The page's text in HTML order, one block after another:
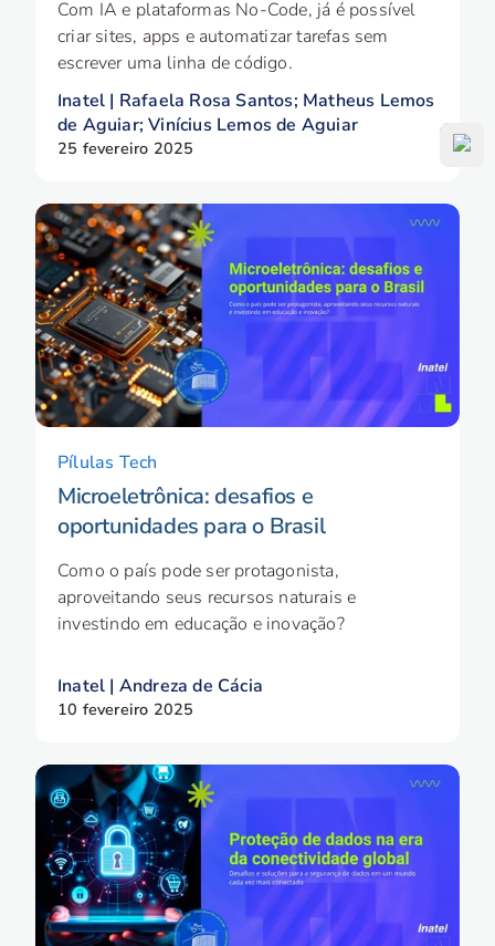
Com IA e plataformas No-Code, já é possível
criar sites, apps e automatizar tarefas sem
escrever uma linha de código.
Inatel | Rafaela Rosa Santos; Matheus Lemos
de Aguiar; Vinícius Lemos de Aguiar
25 fevereiro 2025
Pílulas Tech
Microeletrônica: desafios e
oportunidades para o Brasil
Como o país pode ser protagonista,
aproveitando seus recursos naturais e
investindo em educação e inovação?
Inatel | Andreza de Cácia
10 fevereiro 2025